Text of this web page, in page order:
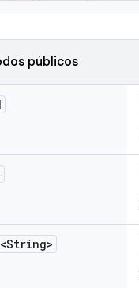
públicos